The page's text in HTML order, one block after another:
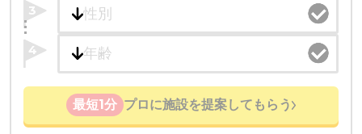
3
4
最短1分 プロに施設を提案してもらう